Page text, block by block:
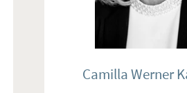
Camilla Werner